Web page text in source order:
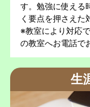
す。勉強に使える
く要点を押さえた
※教室により対応
の教室へお電話で
生